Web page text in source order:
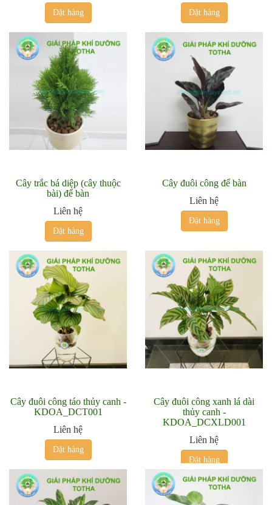
Đặt hàng Đặt hàng
Cây trắc bá diệp (cây thuộc
bài) để bàn
Liên hệ
Đặt hàng
Cây đuôi công để bàn
Liên hệ
Đặt hàng
Cây đuôi công táo thủy canh -
KDOA_DCT001
Liên hệ
Đặt hàng
Cây đuôi công xanh lá dài
thủy canh -
KDOA_DCXLD001
Liên hệ
Đặt hàng